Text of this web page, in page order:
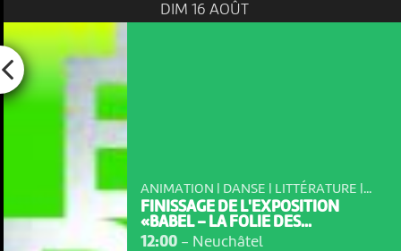
DIM 16 AOÛT
ANIMATION | DANSE | LITTÉRATURE |...
FINISSAGE DE L'EXPOSITION
«BABEL – LA FOLIE DES...
12:00- Neuchâtel